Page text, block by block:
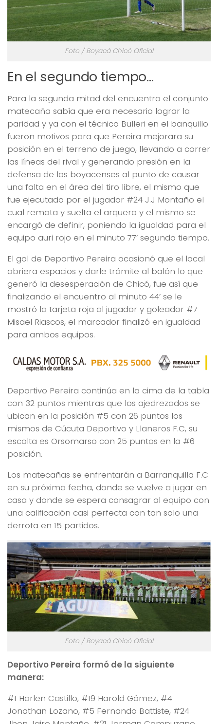
Foto / Boyacá Chicó Oficial
En el segundo tiempo…
Para la segunda mitad del encuentro el conjunto
matecaña sabía que era necesario lograr la
paridad y ya con el técnico Bulleri en el banquillo
fueron motivos para que Pereira mejorara su
posición en el terreno de juego, llevando a correr
las líneas del rival y generando presión en la
defensa de los boyacenses al punto de causar
una falta en el área del tiro libre, el mismo que
fue ejecutado por el jugador #24 J.J Montaño el
cual remata y suelta el arquero y el mismo se
encargó de definir, poniendo la igualdad para el
equipo auri rojo en el minuto 77’ segundo tiempo.
El gol de Deportivo Pereira ocasionó que el local
abriera espacios y darle trámite al balón lo que
generó la desesperación de Chicó, fue así que
finalizando el encuentro al minuto 44’ se le
mostró la tarjeta roja al jugador y goleador #7
Misael Riascos, el marcador finalizó en igualdad
para ambos equipos.
Deportivo Pereira continúa en la cima de la tabla
con 32 puntos mientras que los ajedrezados se
ubican en la posición #5 con 26 puntos los
mismos de Cúcuta Deportivo y Llaneros F.C, su
escolta es Orsomarso con 25 puntos en la #6
posición.
Los matecañas se enfrentarán a Barranquilla F.C
en su próxima fecha, donde se vuelve a jugar en
casa y donde se espera consagrar al equipo con
una calificación casi perfecta con tan solo una
derrota en 15 partidos.
Foto / Boyacá Chicó Oficial
Deportivo Pereira formó de la siguiente
manera:
#1 Harlen Castillo, #19 Harold Gómez, #4
Jonathan Lozano, #5 Fernando Battiste, #24